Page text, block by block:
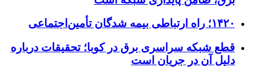
۱۴۲۰؛ راه ارتباطی بیمه شدگان تأمین‌اجتماعی
قطع شبکه سراسری برق در کوبا؛ تحقیقات درباره
دلیل آن در جریان است